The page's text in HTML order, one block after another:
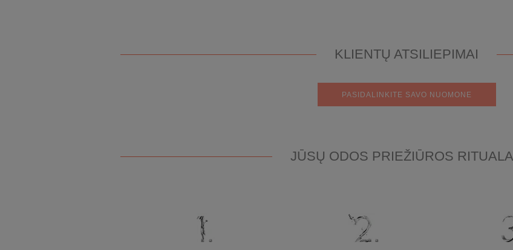
KLIENTŲ ATSILIEPIMAI
PASIDALINKITE SAVO NUOMONE
JŪSŲ ODOS PRIEŽIŪROS